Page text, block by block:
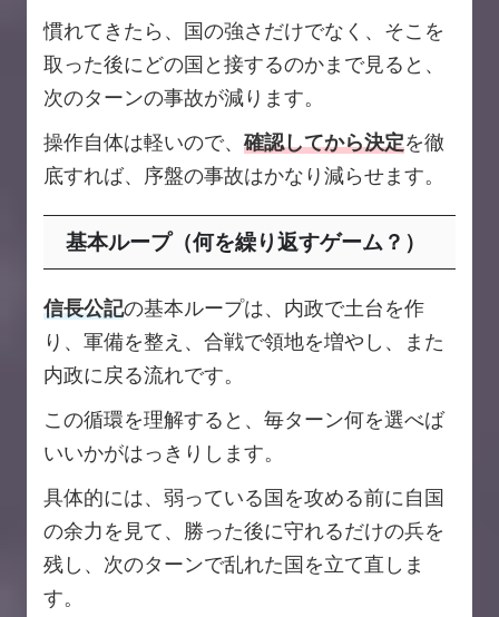
慣れてきたら、国の強さだけでなく、そこを
取った後にどの国と接するのかまで見ると、
次のターンの事故が減ります。
操作自体は軽いので、確認してから決定を徹
底すれば、序盤の事故はかなり減らせます。
基本ループ（何を繰り返すゲーム？）
信長公記の基本ループは、内政で土台を作
り、軍備を整え、合戦で領地を増やし、また
内政に戻る流れです。
この循環を理解すると、毎ターン何を選べば
いいかがはっきりします。
具体的には、弱っている国を攻める前に自国
の余力を見て、勝った後に守れるだけの兵を
残し、次のターンで乱れた国を立て直しま
す。